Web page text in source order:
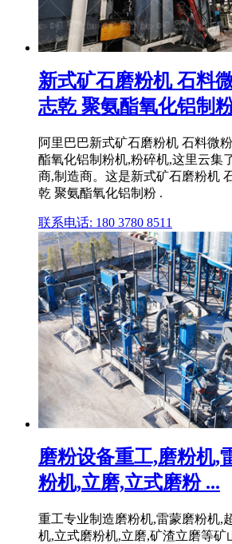
新式矿石磨粉机 石料
志乾 聚氨酯氧化铝制
阿里巴巴新式矿石磨粉机 石料微
酯氧化铝制粉机,粉碎机,这里云集
商,制造商。这是新式矿石磨粉机
乾 聚氨酯氧化铝制粉 .
联系电话: 180 3780 8511
磨粉设备重工,磨粉机,
粉机,立磨,立式磨粉 ...
重工专业制造磨粉机,雷蒙磨粉机,
机,立式磨粉机,立磨,矿渣立磨等矿